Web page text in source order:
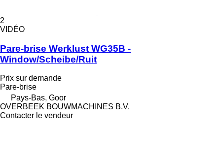
2
VIDÉO
Pare-brise Werklust WG35B -
Window/Scheibe/Ruit
Prix sur demande
Pare-brise
Pays-Bas, Goor
OVERBEEK BOUWMACHINES B.V.
Contacter le vendeur